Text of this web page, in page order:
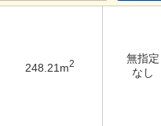
248.21m2
無指定
なし